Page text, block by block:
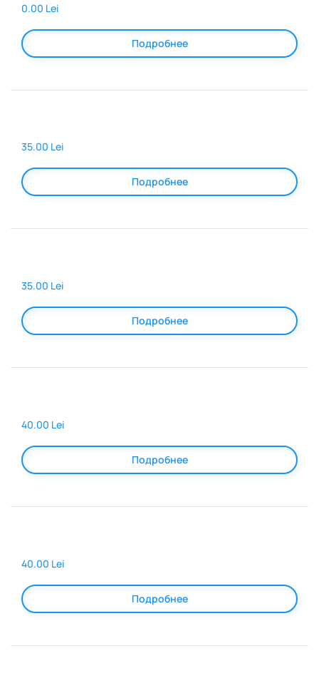
0.00 Lei
Подробнее
35.00 Lei
Подробнее
35.00 Lei
Подробнее
40.00 Lei
Подробнее
40.00 Lei
Подробнее